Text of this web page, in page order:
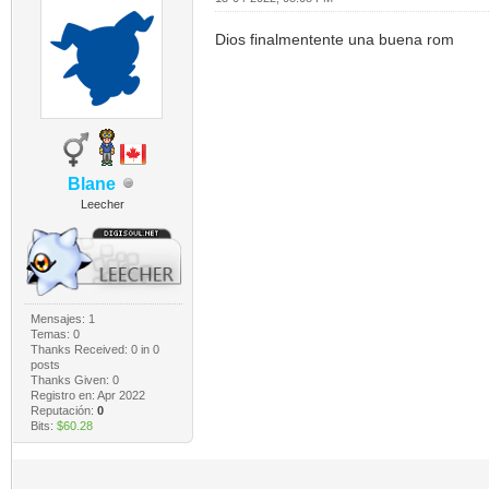
Blane
Leecher
Mensajes: 1
Temas: 0
Thanks Received: 0in 0
posts
Thanks Given: 0
Registro en: Apr 2022
Reputación: 0
Bits: $60.28
Dios finalmentente una buena rom